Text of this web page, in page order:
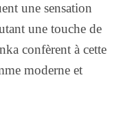
une sensation
une touche de
confèrent à cette
moderne et